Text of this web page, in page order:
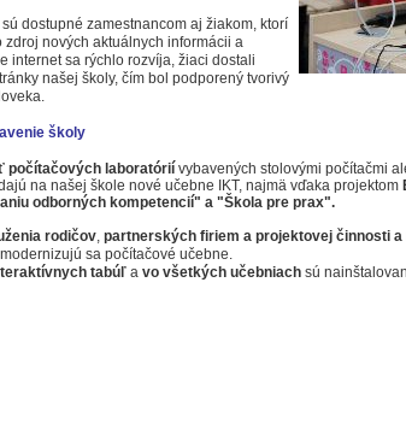
dostupné zamestnancom aj žiakom, ktorí
zdroj nových aktuálnych informácii a
internet sa rýchlo rozvíja, žiaci dostali
našej školy, čím bol podporený tvorivý
školy
počítačových laboratórií vybavených stolovými počítačmi
na našej škole nové učebne IKT, najmä vďaka projektom
odborných kompetencií" a "Škola pre prax".
rodičov, partnerských firiem a projektovej činnosti a
sa počítačové učebne.
tabúľ a vo všetkých učebniach sú